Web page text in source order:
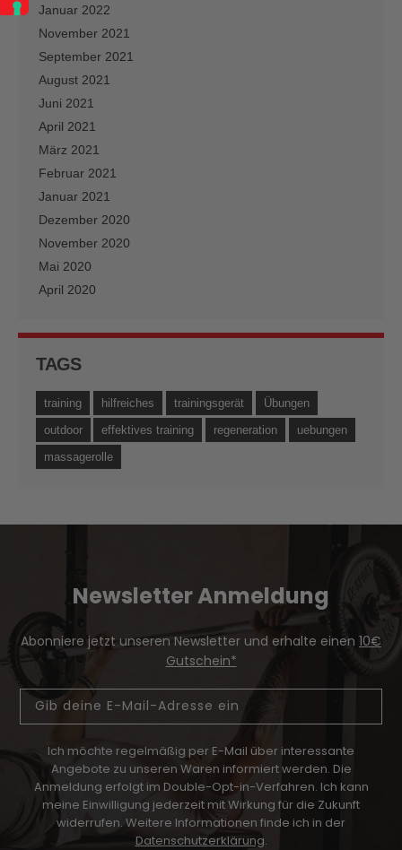
Januar 2022
November 2021
September 2021
August 2021
Juni 2021
April 2021
März 2021
Februar 2021
Januar 2021
Dezember 2020
November 2020
Mai 2020
April 2020
TAGS
training hilfreiches trainingsgerät
Übungen
outdoor
effektives training regeneration
uebungen
massagerolle
Newsletter Anmeldung
Abonniere jetzt unseren Newsletter und erhalte einen 10€
Gutschein*
Email
Ich möchte regelmäßig per E-Mail über interessante
Angebote zu unseren Waren informiert werden. Die
Anmeldung erfolgt im Double-Opt-in-Verfahren. Ich kann
meine Einwilligung jederzeit mit Wirkung für die Zukunft
widerrufen. Weitere Informationen finde ich in der
Datenschutzerklärung.